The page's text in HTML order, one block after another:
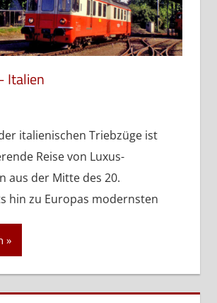
Italien
italienischen Triebzüge ist
Reise von Luxus-
aus der Mitte des 20.
hin zu Europas modernsten